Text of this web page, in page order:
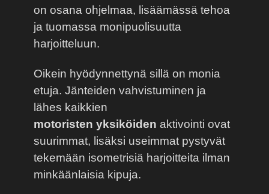
on osana ohjelmaa, lisäämässä tehoa
ja tuomassa monipuolisuutta
harjoitteluun.
Oikein hyödynnettynä sillä on monia
etuja. Jänteiden vahvistuminen ja
lähes kaikkien
motoristen yksiköiden aktivointi ovat
suurimmat, lisäksi useimmat pystyvät
tekemään isometrisiä harjoitteita ilman
minkäänlaisia kipuja.